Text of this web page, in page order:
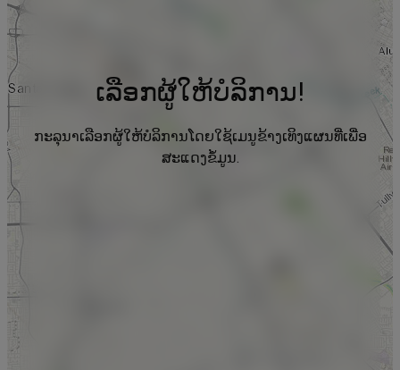
ເລືອກຜູ້ໃຫ້ບໍລິການ!
ກະລຸນາເລືອກຜູ້ໃຫ້ບໍລິການໂດຍໃຊ້ເມນູຂ້າງເທິງແຜນທີ່ເພື່ອ
ສະແດງຂໍ້ມູນ.